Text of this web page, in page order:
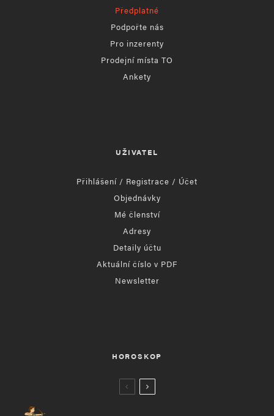
Předplatné
Podpořte nás
Pro inzerenty
Prodejní místa TO
Ankety
UŽIVATEL
Přihlášení / Registrace / Účet
Objednávky
Mé členství
Adresy
Detaily účtu
Aktuální číslo v PDF
Newsletter
HOROSKOP